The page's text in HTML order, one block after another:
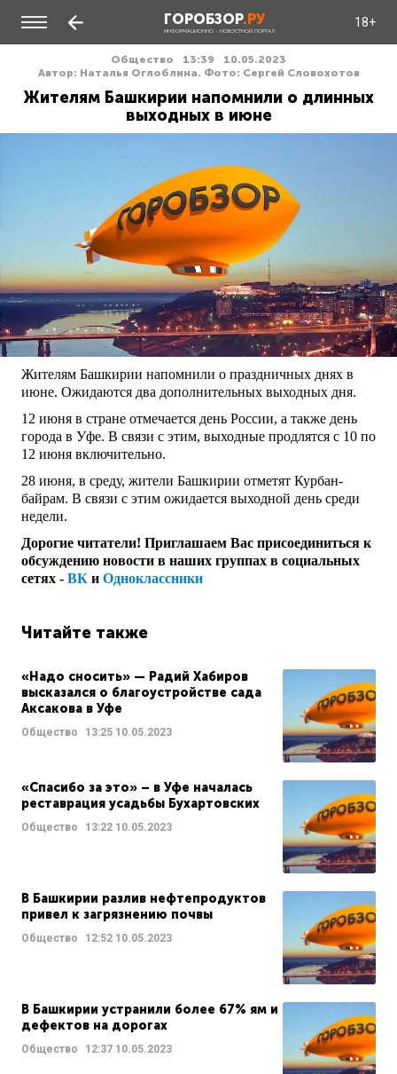
ГОРОБЗОР.РУ
ИНФОРМАЦИОННО - НОВОСТНОЙ ПОРТАЛ
18+
Общество 13:39
10.05.2023
Автор: Наталья Оглоблина. Фото: Сергей Словохотов
Жителям Башкирии напомнили о длинных
выходных в июне
Жителям Башкирии напомнили о праздничных днях в
июне. Ожидаются два дополнительных выходных дня.
12 июня в стране отмечается день России, а также день
города в Уфе. В связи с этим, выходные продлятся с 10 по
12 июня включительно.
28 июня, в среду, жители Башкирии отметят Курбан-
байрам. В связи с этим ожидается выходной день среди
недели.
Дорогие читатели! Приглашаем Вас присоединиться к
обсуждению новости в наших группах в социальных
сетях - ВК и Одноклассники
Читайте также
«Надо сносить» — Радий Хабиров
высказался о благоустройстве сада
Аксакова в Уфе
Общество 13:25 10.05.2023
«Спасибо за это» – в Уфе началась
реставрация усадьбы Бухартовских
Общество 13:22 10.05.2023
В Башкирии разлив нефтепродуктов
привел к загрязнению почвы
Общество 12:52 10.05.2023
В Башкирии устранили более 67% ям и
дефектов на дорогах
Общество 12:37 10.05.2023